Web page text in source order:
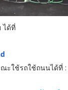
ได้ที่
ใช้รถใช้ถนนได้ที่ :